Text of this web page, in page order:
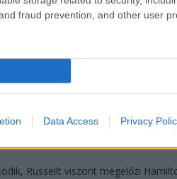
fraud prevention, and other user
Data Access Privacy
hiba vagy balszerencse veheti el az
autóval, de most már Piastri
Russellt viszont megelőzi